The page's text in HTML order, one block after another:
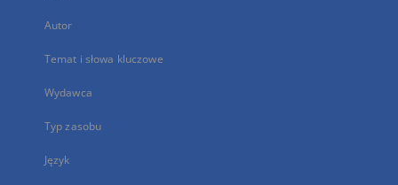
Autor
Temat i słowa kluczowe
Wydawca
Typ zasobu
Język